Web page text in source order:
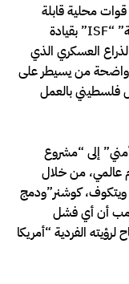
محلية قابلة
للاختراق، بل دفع باتجاه “قوة الاستقرار الدولية” “ISF” بقيادة
العسكري الذي
واضحة من يسيطر على
فلسطيني بالعمل
إلى “مشروع
عالمي، من خلال
ويتكوف، كوشنر”ودمج
أن أي فشل
الفردية “أمريكا